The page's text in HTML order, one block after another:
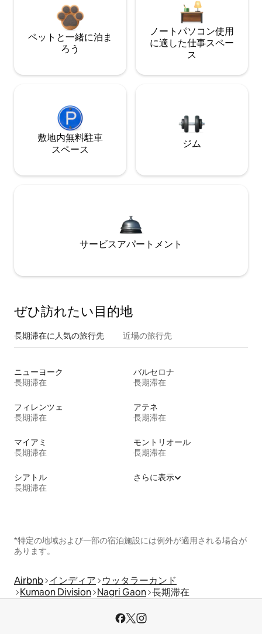
ペットと一緒に泊ま
ろう
ノートパソコン使用
に適した仕事スペー
ス
敷地内無料駐⁠車
ス⁠ペ⁠ー⁠ス
ジム
サービスアパートメント
ぜひ訪⁠れ⁠た⁠い目⁠的⁠地
長期滞在に人気の旅行先 近場の旅行先
ニューヨーク
長期滞在
バルセロナ
長期滞在
フィレンツェ
長期滞在
アテネ
長期滞在
マイアミ
長期滞在
モントリオール
長期滞在
シアトル
長期滞在
さらに表示
*特定の地域および一部の宿泊施設には例外が適用される場合が
あります。
Airbnb インディア
ウッタラーカンド
Kumaon Division Nagri Gaon 長期滞在